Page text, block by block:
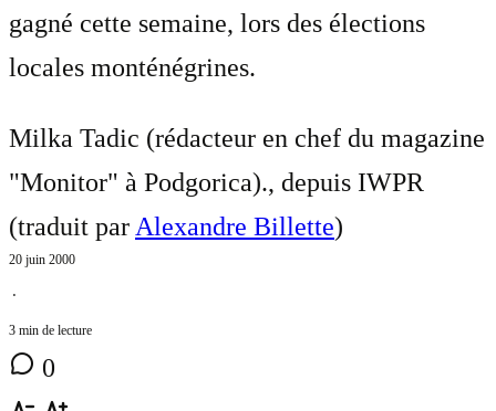
gagné cette semaine, lors des élections
locales monténégrines.
Milka Tadic (rédacteur en chef du magazine
"Monitor" à Podgorica)., depuis IWPR
(traduit parAlexandre Billette)
20 juin 2000
⋅
3 min de lecture
0